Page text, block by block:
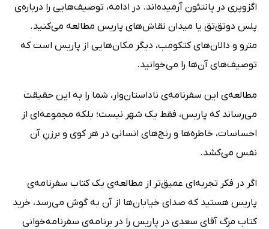
اگزوپری در پانتئون آرمیده‌اند. در ادامه، توصیف‌هایی را درباره‌ی
پلس دو‌تق‌تق یا میدان نقاش‌های پاریس مطالعه می‌کنید.
مترو و دالان‌های کتکومب، دیگر مکان‌هایی از پاریس است که
توصیف‌های آن‌ها را می‌خوانید.
مطالعه‌ی این سفرنامه‌ی ناداستان‌وار، شما را به این حقیقت
می‌رساند که پاریس، فقط یک شهر نیست؛ بلکه مجموعه‌ای از
احساسات، خاطره‌ها و رنج‌های انسانی در هر کوی و برزنِ آن
نفس می‌کشد.
اگر در فکر تجربه‌ای عمیق‌تر از مطالعه‌ی یک کتاب سفرنامه‌ی
پاریس هستید که صدای خیابان‌ها از آن به گوش می‌رسد، خرید
کتاب مرگ آقای سعدی در پاریس را در برنامه‌ی سفرنامه‌خوانی